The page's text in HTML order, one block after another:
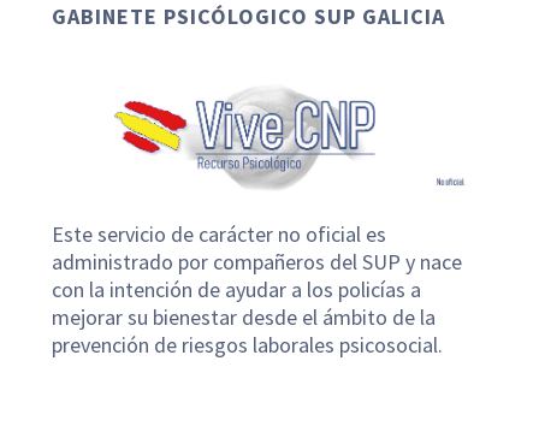
GABINETE PSICÓLOGICO SUP GALICIA
Este servicio de carácter no oficial es
administrado por compañeros del SUP y nace
con la intención de ayudar a los policías a
mejorar su bienestar desde el ámbito de la
prevención de riesgos laborales psicosocial.